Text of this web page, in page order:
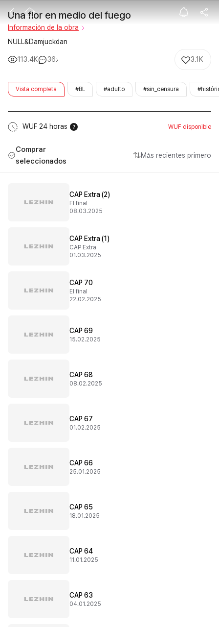
Una flor en
Una flor en medio del fuego
Información de la obra
NULL&Damjuckdan
113.4K 36 3.1K
Vista completa #BL #adulto #sin_censura
WUF 24 horas WUF disponible
Comprar
seleccionados
Más recientes primero
CAP Extra (2)
El final
08.03.2025
CAP Extra (1)
CAP Extra
01.03.2025
CAP 70
El final
22.02.2025
CAP 69
15.02.2025
CAP 68
08.02.2025
CAP 67
01.02.2025
CAP 66
25.01.2025
CAP 65
18.01.2025
CAP 64
11.01.2025
CAP 63
04.01.2025